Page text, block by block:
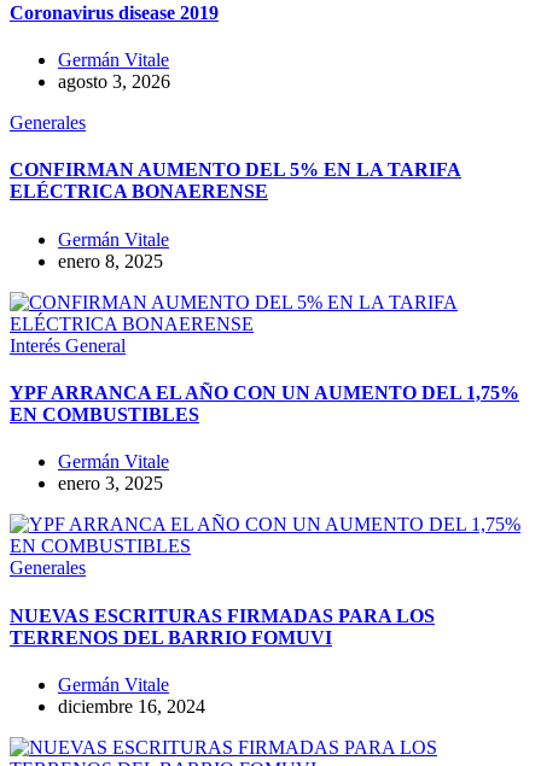
Coronavirus disease 2019
Germán Vitale
agosto 3, 2026
Generales
CONFIRMAN AUMENTO DEL 5% EN LA TARIFA
ELÉCTRICA BONAERENSE
Germán Vitale
enero 8, 2025
Interés General
YPF ARRANCA EL AÑO CON UN AUMENTO DEL 1,75%
EN COMBUSTIBLES
Germán Vitale
enero 3, 2025
Generales
NUEVAS ESCRITURAS FIRMADAS PARA LOS
TERRENOS DEL BARRIO FOMUVI
Germán Vitale
diciembre 16, 2024